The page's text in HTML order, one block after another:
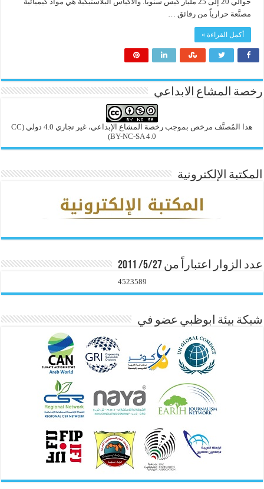
مصنَّعة حرارياً من رقائق …
أكمل القراءة »
رخصة المشاع الابداعي
هذا المُصنَّف مرخص بموجب رخصة المشاع الإبداعي، غير تجاري 4.0 دولي
(CC
BY-NC-SA 4.0)
المكتبة الإلكترونية
عدد الزوار اعتباراً من 5/27/ 2011
4523589
شبكة بيئة ابوظبي عضو في